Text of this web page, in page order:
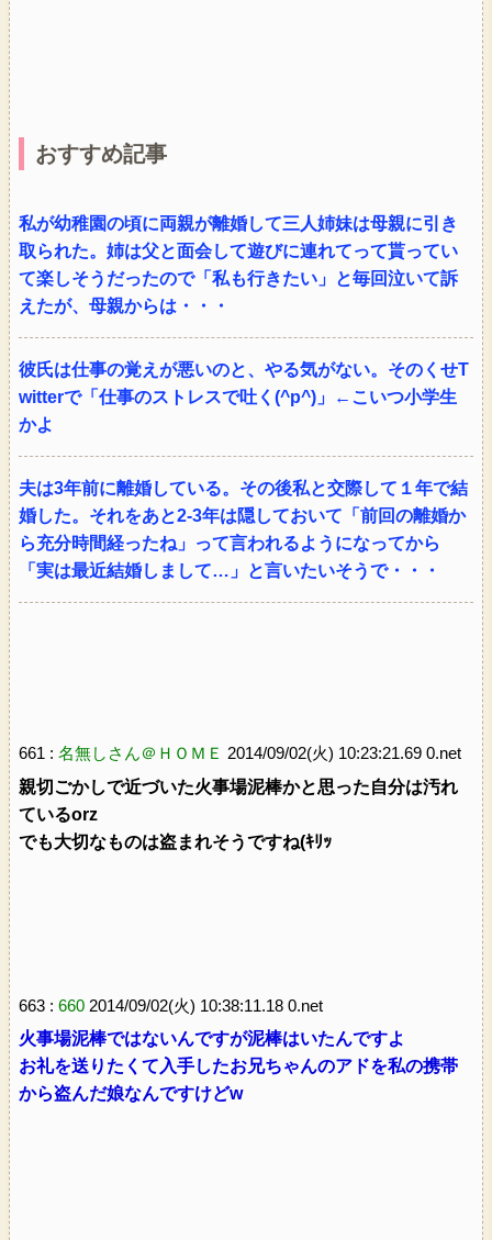
おすすめ記事
私が幼稚園の頃に両親が離婚して三人姉妹は母親に引き
取られた。姉は父と面会して遊びに連れてって貰ってい
て楽しそうだったので「私も行きたい」と毎回泣いて訴
えたが、母親からは・・・
彼氏は仕事の覚えが悪いのと、やる気がない。そのくせT
witterで「仕事のストレスで吐く(^p^)」←こいつ小学生
かよ
夫は3年前に離婚している。その後私と交際して１年で結
婚した。それをあと2-3年は隠しておいて「前回の離婚か
ら充分時間経ったね」って言われるようになってから
「実は最近結婚しまして…」と言いたいそうで・・・
661 : 名無しさん＠ＨＯＭＥ 2014/09/02(火) 10:23:21.69 0.net
親切ごかしで近づいた火事場泥棒かと思った自分は汚れ
ているorz
でも大切なものは盗まれそうですね(ｷﾘｯ
663 : 660 2014/09/02(火) 10:38:11.18 0.net
火事場泥棒ではないんですが泥棒はいたんですよ
お礼を送りたくて入手したお兄ちゃんのアドを私の携帯
から盗んだ娘なんですけどw